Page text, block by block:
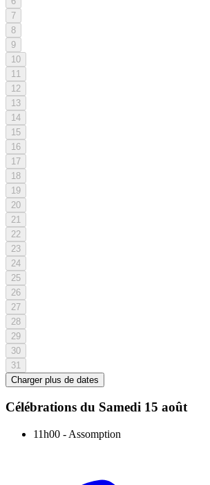
7
8
9
10
11
12
13
14
15
16
17
18
19
20
21
22
23
24
25
26
27
28
29
30
31
Charger plus de dates
Célébrations du Samedi 15 août
11h00 - Assomption